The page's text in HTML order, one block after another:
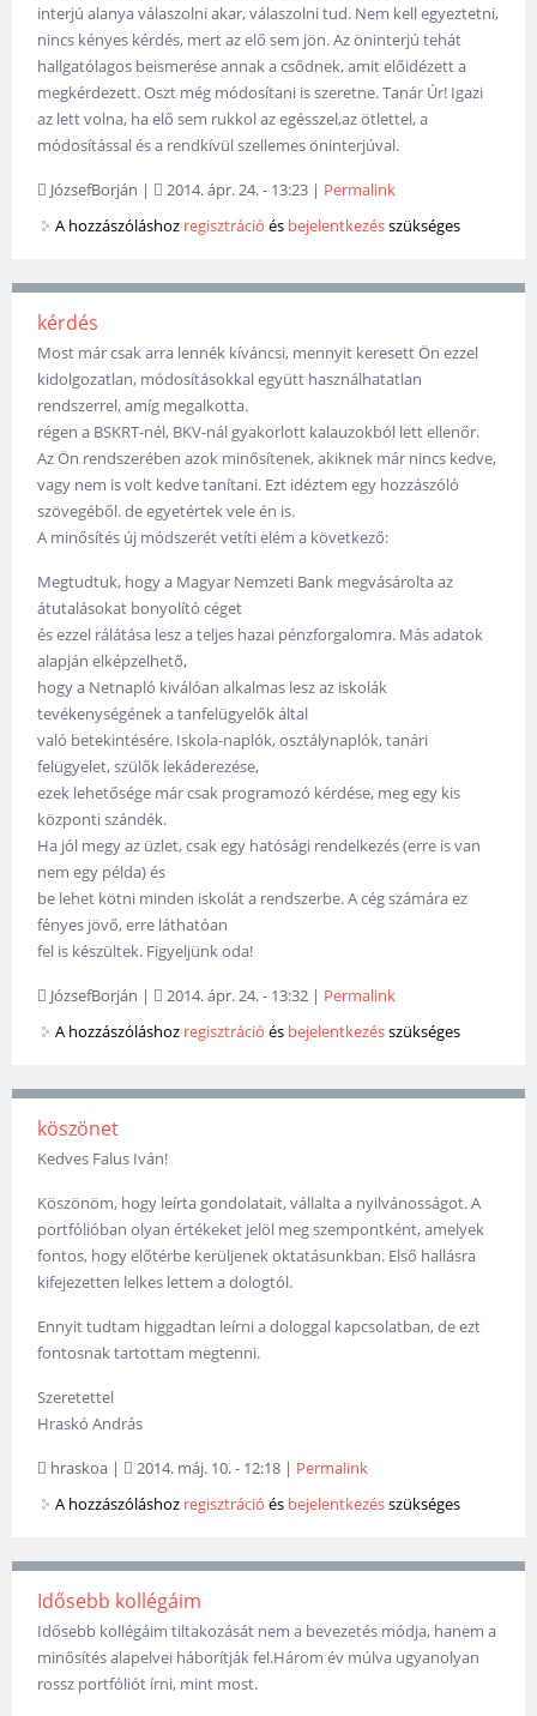
interjú alanya válaszolni akar, válaszolni tud. Nem kell egyeztetni,
nincs kényes kérdés, mert az elő sem jön. Az öninterjú tehát
hallgatólagos beismerése annak a csődnek, amit előidézett a
megkérdezett. Oszt még módosítani is szeretne. Tanár Úr! Igazi
az lett volna, ha elő sem rukkol az egésszel,az ötlettel, a
módosítással és a rendkívül szellemes öninterjúval.
JózsefBorján | 2014. ápr. 24. - 13:23 | Permalink
A hozzászóláshoz regisztráció és bejelentkezésszükséges
kérdés
Most már csak arra lennék kíváncsi, mennyit keresett Ön ezzel
kidolgozatlan, módosításokkal együtt használhatatlan
rendszerrel, amíg megalkotta.
régen a BSKRT-nél, BKV-nál gyakorlott kalauzokból lett ellenőr.
Az Ön rendszerében azok minősítenek, akiknek már nincs kedve,
vagy nem is volt kedve tanítani. Ezt idéztem egy hozzászóló
szövegéből. de egyetértek vele én is.
A minősítés új módszerét vetíti elém a következő:
Megtudtuk, hogy a Magyar Nemzeti Bank megvásárolta az
átutalásokat bonyolító céget
és ezzel rálátása lesz a teljes hazai pénzforgalomra. Más adatok
alapján elképzelhető,
hogy a Netnapló kiválóan alkalmas lesz az iskolák
tevékenységének a tanfelügyelők által
való betekintésére. Iskola-naplók, osztálynaplók, tanári
felügyelet, szülők lekáderezése,
ezek lehetősége már csak programozó kérdése, meg egy kis
központi szándék.
Ha jól megy az üzlet, csak egy hatósági rendelkezés (erre is van
nem egy példa) és
be lehet kötni minden iskolát a rendszerbe. A cég számára ez
fényes jövő, erre láthatóan
fel is készültek. Figyeljünk oda!
JózsefBorján | 2014. ápr. 24. - 13:32 | Permalink
A hozzászóláshoz regisztráció és bejelentkezésszükséges
köszönet
Kedves Falus Iván!
Köszönöm, hogy leírta gondolatait, vállalta a nyilvánosságot. A
portfólióban olyan értékeket jelöl meg szempontként, amelyek
fontos, hogy előtérbe kerüljenek oktatásunkban. Első hallásra
kifejezetten lelkes lettem a dologtól.
Ennyit tudtam higgadtan leírni a dologgal kapcsolatban, de ezt
fontosnak tartottam megtenni.
Szeretettel
Hraskó András
hraskoa | 2014. máj. 10. - 12:18 | Permalink
A hozzászóláshoz regisztráció és bejelentkezésszükséges
Idősebb kollégáim
Idősebb kollégáim tiltakozását nem a bevezetés módja, hanem a
minősítés alapelvei háborítják fel.Három év múlva ugyanolyan
rossz portfóliót írni, mint most.